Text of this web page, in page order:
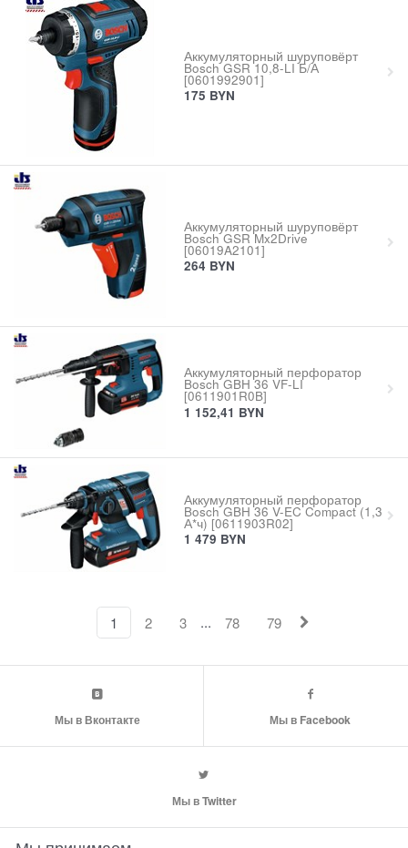
Аккумуляторный шуруповёрт
Bosch GSR 10,8-LI Б/А
[0601992901]
175 BYN
Аккумуляторный шуруповёрт
Bosch GSR Mx2Drive
[06019A2101]
264 BYN
Аккумуляторный перфоратор
Bosch GBH 36 VF-LI
[0611901R0B]
1 152,41 BYN
Аккумуляторный перфоратор
Bosch GBH 36 V-EC Compact (1,3
А*ч) [0611903R02]
1 479 BYN
1 2 3 ... 78 79
Мы в Вконтакте Мы в Facebook
Мы в Twitter